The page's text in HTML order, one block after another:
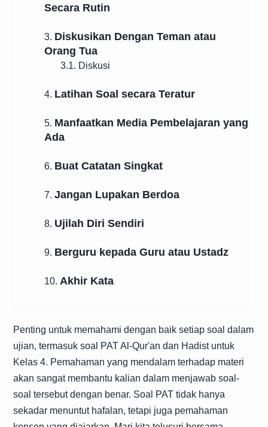
Secara Rutin
3. Diskusikan Dengan Teman atau
Orang Tua
3.1. Diskusi
4. Latihan Soal secara Teratur
5. Manfaatkan Media Pembelajaran yang
Ada
6. Buat Catatan Singkat
7. Jangan Lupakan Berdoa
8. Ujilah Diri Sendiri
9. Berguru kepada Guru atau Ustadz
10. Akhir Kata
Penting untuk memahami dengan baik setiap soal dalam
ujian, termasuk soal PAT Al-Qur'an dan Hadist untuk
Kelas 4. Pemahaman yang mendalam terhadap materi
akan sangat membantu kalian dalam menjawab soal-
soal tersebut dengan benar. Soal PAT tidak hanya
sekadar menuntut hafalan, tetapi juga pemahaman